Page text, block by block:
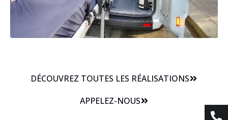
DÉCOUVREZ TOUTES LES RÉALISATIONS
APPELEZ-NOUS